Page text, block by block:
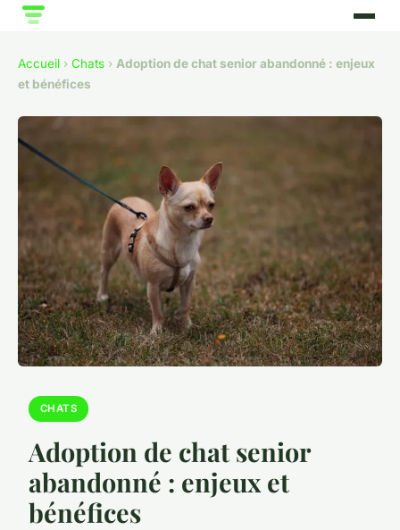
Accueil › Chats › Adoption de chat senior abandonné : enjeux
et bénéfices
CHATS
Adoption de chat senior
abandonné : enjeux et
bénéfices